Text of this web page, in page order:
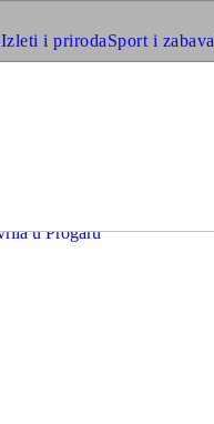
Izleti i prirodaSport i zabava